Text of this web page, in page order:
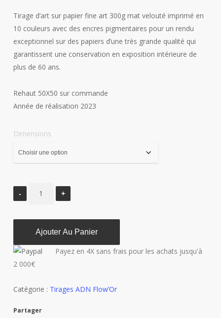
Tirage d’art sur papier fine art 300g mat velouté imprimé en
10 couleurs avec des encres pigmentaires pour un rendu
exceptionnel sur des papiers d’une très grande qualité qui
garantissent une conservation en exposition intérieure de
plus de 60 ans.
Rehaut 50X50 sur commande
Année de réalisation 2023
Dimensions
Ajouter Au Panier
Payez en 4X sans frais pour les achats jusqu'à
2 000€
Catégorie : Tirages ADN Flow’Or
Partager